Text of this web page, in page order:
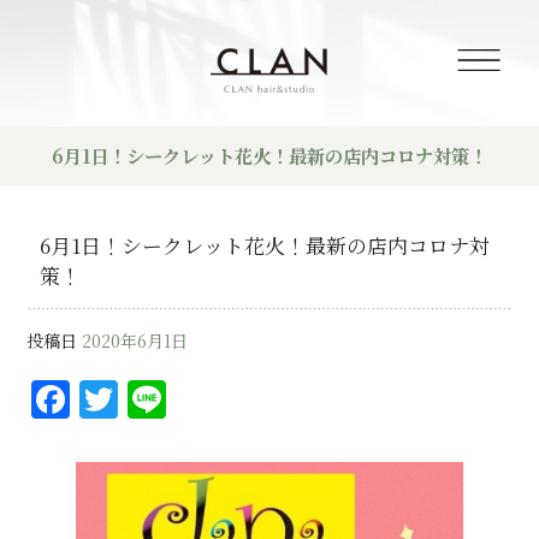
6月1日！シークレット花火！最新の店内コロナ対策！
6月1日！シークレット花火！最新の店内コロナ対
策！
投稿日 2020年6月1日
F
a
c
T
w
it
te
e